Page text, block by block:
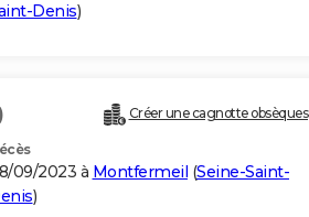
Denis)
Créer une cagnotte obsèques
09/2023 à Montfermeil (Seine-Saint-
)